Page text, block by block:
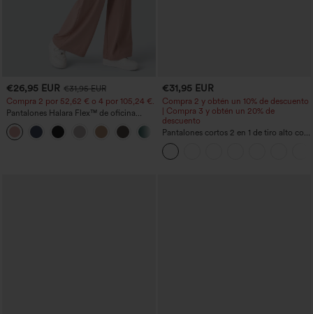
€26,95 EUR €31,95 EUR
Compra 2 por 52,62 € o 4 por 105,24 €.
Pantalones Halara Flex™ de oficina
anchos plisados de tiro alto con bolsillos
en tela tipo gofre
+21
€31,95 EUR
Compra 2 y obtén un 10% de descuento
| Compra 3 y obtén un 20% de
descuento
Pantalones cortos 2 en 1 de tiro alto con
bolsillo interior y trasero